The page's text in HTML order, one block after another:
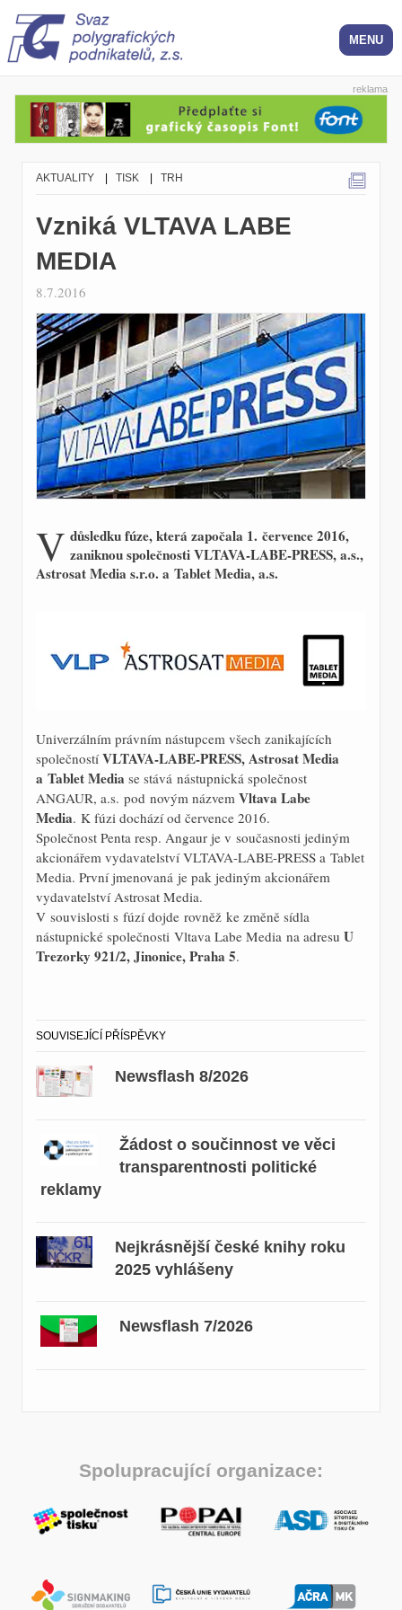
reklama
AKTUALITY TISK TRH
Vzniká VLTAVA LABE
MEDIA
8.7.2016
V důsledku fúze, která započala 1. července 2016,
zaniknou společnosti VLTAVA-LABE-PRESS, a.s.,
Astrosat Media s.r.o. a Tablet Media, a.s.
Univerzálním právním nástupcem všech zanikajících
společnostíVLTAVA-LABE-PRESS, Astrosat Media
a Tablet Media se stává nástupnická společnost
ANGAUR, a.s. pod novým názvem Vltava Labe
Media. K fúzi dochází od července 2016.
Společnost Penta resp. Angaur je v současnosti jediným
akcionářem vydavatelství VLTAVA-LABE-PRESS a Tablet
Media. První jmenovaná je pak jediným akcionářem
vydavatelství Astrosat Media.
V souvislosti s fúzí dojde rovněž ke změně sídla
nástupnické společnosti Vltava Labe Media na adresu U
Trezorky 921/2, Jinonice, Praha 5.
SOUVISEJÍCÍ PŘÍSPĚVKY
Newsflash 8/2026
Žádost o součinnost ve věci
transparentnosti politické
reklamy
Nejkrásnější české knihy roku
2025 vyhlášeny
Newsflash 7/2026
Spolupracující organizace: